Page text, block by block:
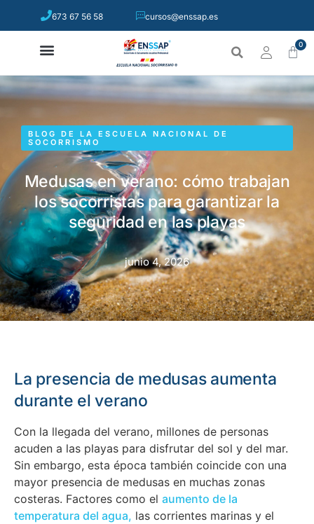
673 67 56 58 cursos@enssap.es
0
BLOG DE LA ESCUELA NACIONAL DE
SOCORRISMO
Medusas en verano: cómo trabajan
los socorristas para garantizar la
seguridad en las playas
junio 4, 2026
La presencia de medusas aumenta
durante el verano
Con la llegada del verano, millones de personas
acuden a las playas para disfrutar del sol y del mar.
Sin embargo, esta época también coincide con una
mayor presencia de medusas en muchas zonas
costeras. Factores como el aumento de la
temperatura del agua, las corrientes marinas y el